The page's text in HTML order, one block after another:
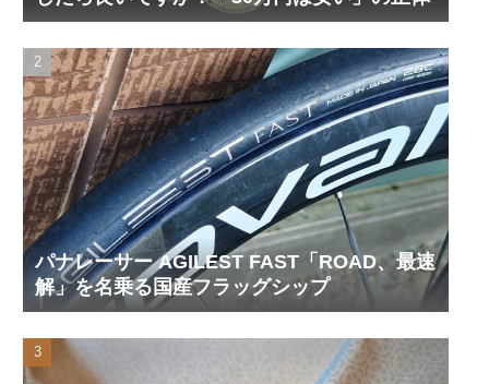
パナレーサー AGILEST FAST「ROAD、最速
解」を名乗る国産フラッグシップ